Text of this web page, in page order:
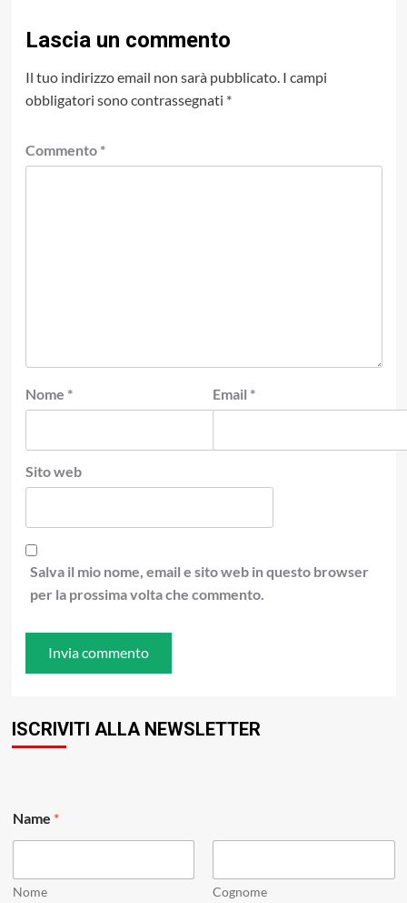
Lascia un commento
Il tuo indirizzo email non sarà pubblicato. I campi
obbligatori sono contrassegnati *
Commento *
Nome * Email *
Sito web
Salva il mio nome, email e sito web in questo browser
per la prossima volta che commento.
ISCRIVITI ALLA NEWSLETTER
m
a
l
*
Name *
Nome Cognome